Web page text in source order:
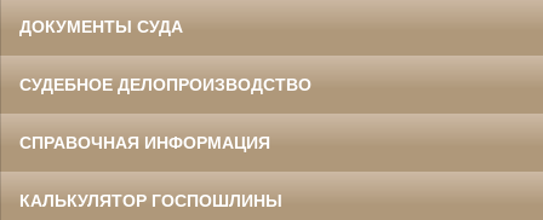
ДОКУМЕНТЫ СУДА
СУДЕБНОЕ ДЕЛОПРОИЗВОДСТВО
СПРАВОЧНАЯ ИНФОРМАЦИЯ
КАЛЬКУЛЯТОР ГОСПОШЛИНЫ